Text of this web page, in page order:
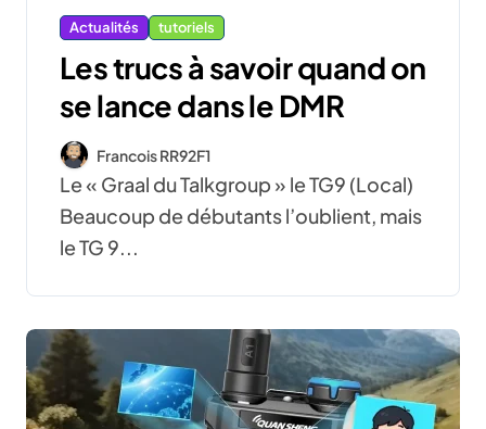
Actualités tutoriels
Les trucs à savoir quand on
se lance dans le DMR
Francois RR92F1
Le « Graal du Talkgroup » le TG9 (Local)
Beaucoup de débutants l’oublient, mais
le TG 9...